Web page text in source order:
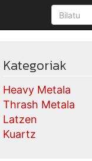
Kategoriak
Heavy Metala
Thrash Metala
Latzen
Kuartz